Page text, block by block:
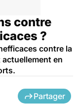
contre
?
contre la
en
Partager